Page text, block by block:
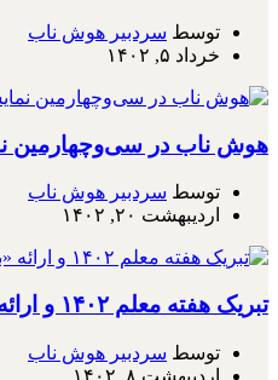
توسط سردبیر هوش ناب
خرداد ۵, ۱۴۰۲
هوش ناب در سی‌وچهارمین
توسط سردبیر هوش ناب
اردیبهشت ۲۰, ۱۴۰۲
تبریک هفته معلم ۱۴۰۲ و ارائه «بستۀ ویژۀ معلم و مدرسه»
توسط سردبیر هوش ناب
اردیبهشت ۸, ۱۴۰۲